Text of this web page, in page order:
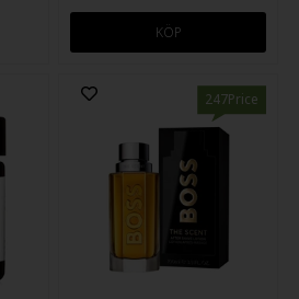
247Price